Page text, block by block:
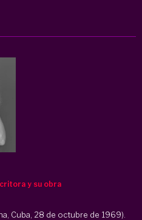
y su obra
Cuba, 28 de octubre de 1969).